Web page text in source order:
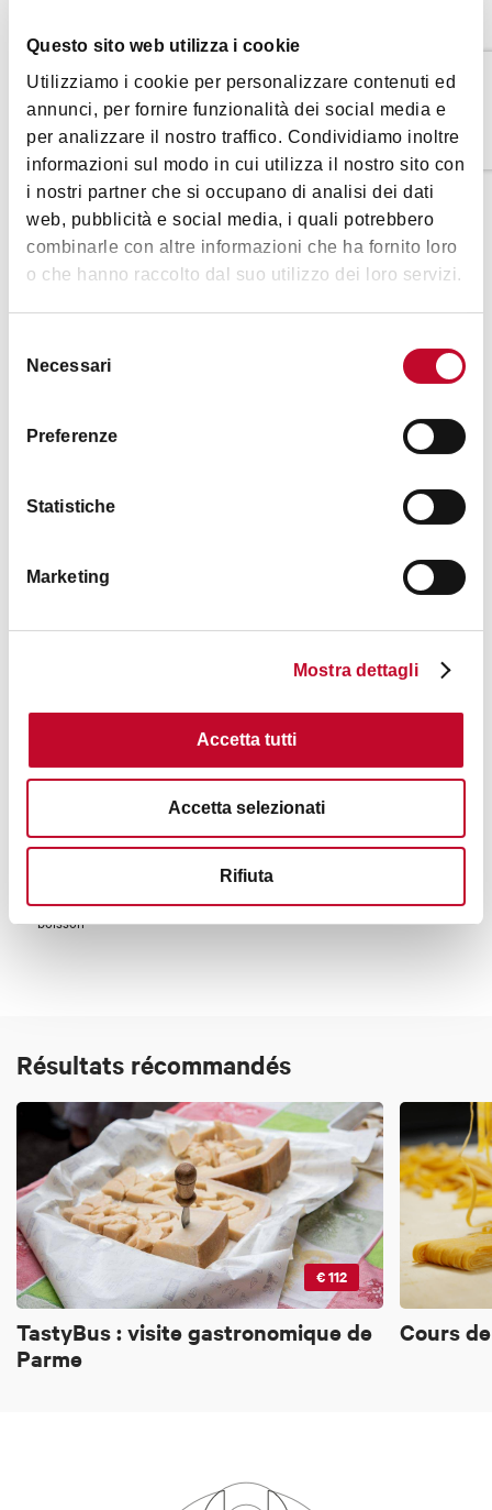
Questo sito web utilizza i cookie
Utilizziamo i cookie per personalizzare contenuti ed
annunci, per fornire funzionalità dei social media e
per analizzare il nostro traffico. Condividiamo inoltre
informazioni sul modo in cui utilizza il nostro sito con
i nostri partner che si occupano di analisi dei dati
web, pubblicità e social media, i quali potrebbero
combinarle con altre informazioni che ha fornito loro
o che hanno raccolto dal suo utilizzo dei loro servizi.
delNecessari
Preferenze
Statistiche
Marketing
Mostra dettagli
Accetta tutti
Accetta selezionati
Rifiuta
Devant l’hôtel NH Parma, près de la gare de Parme
(accessible par le train de 7 h 00 en provenance de
Bologne)
Annulation:
Annulation avec remboursement ou modification de la
réservation possible jusqu’à 48 heures avant le début de
l’activité.
Veuillez signaler toute intolérance alimentaire
Bologna
1
Stazione di Bologna
Centrale
2
Stazione di Parma
COMMENT Y ARRIVER
Intérêts
Nourriture
boisson
Résultats récommandés
€ 112
TastyBus : visite gastronomique de
Parme
Cours